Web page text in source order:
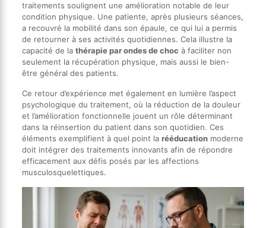
traitements soulignent une amélioration notable de leur
condition physique. Une patiente, après plusieurs séances,
a recouvré la mobilité dans son épaule, ce qui lui a permis
de retourner à ses activités quotidiennes. Cela illustre la
capacité de la thérapie par ondes de choc à faciliter non
seulement la récupération physique, mais aussi le bien-
être général des patients.
Ce retour d’expérience met également en lumière l’aspect
psychologique du traitement, où la réduction de la douleur
et l’amélioration fonctionnelle jouent un rôle déterminant
dans la réinsertion du patient dans son quotidien. Ces
éléments exemplifient à quel point la rééducationmoderne
doit intégrer des traitements innovants afin de répondre
efficacement aux défis posés par les affections
musculosquelettiques.